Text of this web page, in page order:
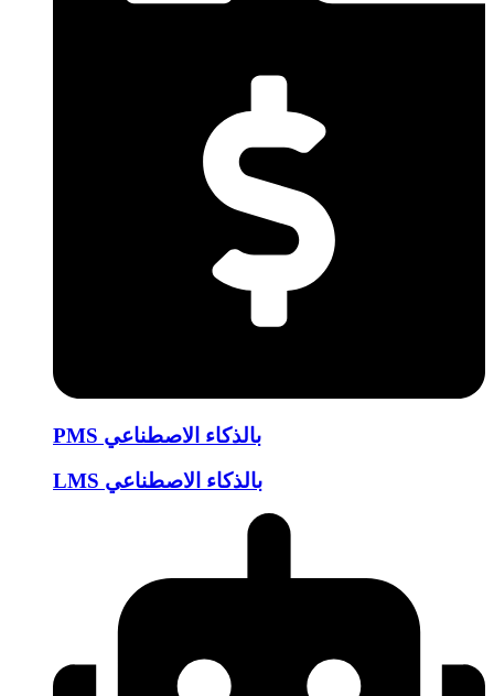
PMS بالذكاء الاصطناعي
LMS بالذكاء الاصطناعي